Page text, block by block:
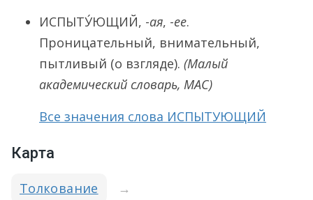
ИСПЫТУ́ЮЩИЙ, -ая, -ее.
Проницательный, внимательный,
пытливый (о взгляде). (Малый
академический словарь, МАС)
Все значения слова ИСПЫТУЮЩИЙ
Карта
Толкование →